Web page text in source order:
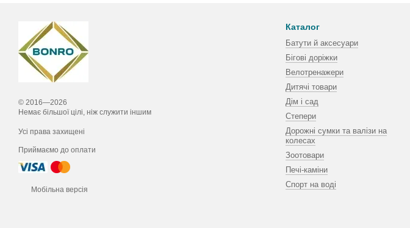
© 2016—2026
Немає більшої цілі, ніж служити іншим
Усі права захищені
Приймаємо до оплати
Мобільна версія
Каталог
Батути й аксесуари
Бігові доріжки
Велотренажери
Дитячі товари
Дім і сад
Степери
Дорожні сумки та валізи на
колесах
Зоотовари
Печі-каміни
Спорт на воді